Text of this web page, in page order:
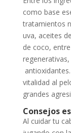
como base
tratamientos
uva, aceites
de coco,
vitalidad al
grandes
Consejos
Al cuidar tu